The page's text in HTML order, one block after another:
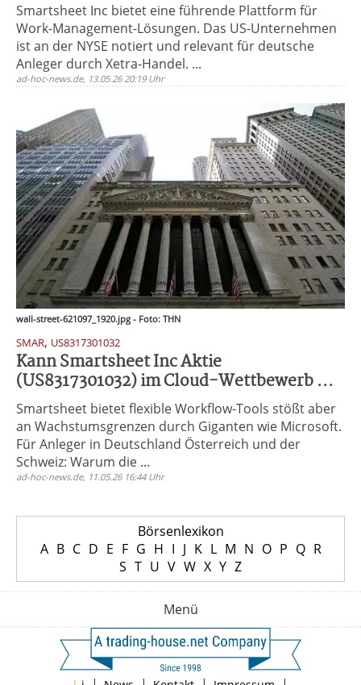
Smartsheet Inc bietet eine führende Plattform für
Work-Management-Lösungen. Das US-Unternehmen
ist an der NYSE notiert und relevant für deutsche
Anleger durch Xetra-Handel. ...
ad-hoc-news.de, 13.05.26 20:19 Uhr
wall-street-621097_1920.jpg - Foto: THN
SMAR, US8317301032
Kann Smartsheet Inc Aktie
(US8317301032) im Cloud-Wettbewerb ...
Smartsheet bietet flexible Workflow-Tools stößt aber
an Wachstumsgrenzen durch Giganten wie Microsoft.
Für Anleger in Deutschland Österreich und der
Schweiz: Warum die ...
ad-hoc-news.de, 11.05.26 16:44 Uhr
Börsenlexikon
A B C D E F G H I J K L M N O P Q R
S T U V W X Y Z
Menü